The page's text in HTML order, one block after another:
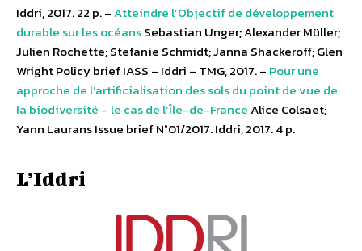
Iddri, 2017. 22 p. –Atteindre l’Objectif de développement
durable sur les océansSebastian Unger; Alexander Müller;
Julien Rochette; Stefanie Schmidt; Janna Shackeroff; Glen
Wright Policy brief IASS – Iddri – TMG, 2017. – Pour une
approche de l’artificialisation des sols du point de vue de
la biodiversité – le cas de l’Île-de-FranceAlice Colsaet;
Yann Laurans Issue brief N°01/2017. Iddri, 2017. 4 p.
L’Iddri